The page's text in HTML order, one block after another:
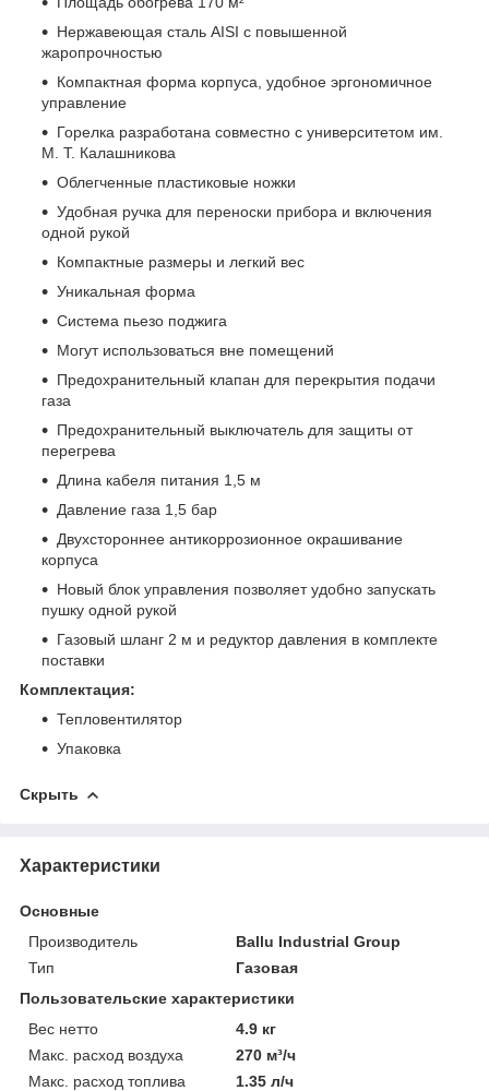
Нержавеющая сталь AISI с повышенной
жаропрочностью
Компактная форма корпуса, удобное эргономичное
управление
Горелка разработана совместно с университетом им.
М. Т. Калашникова
Облегченные пластиковые ножки
Удобная ручка для переноски прибора и включения
одной рукой
Компактные размеры и легкий вес
Уникальная форма
Система пьезо поджига
Могут использоваться вне помещений
Предохранительный клапан для перекрытия подачи
газа
Предохранительный выключатель для защиты от
перегрева
Длина кабеля питания 1,5 м
Давление газа 1,5 бар
Двухстороннее антикоррозионное окрашивание
корпуса
Новый блок управления позволяет удобно запускать
пушку одной рукой
Газовый шланг 2 м и редуктор давления в комплекте
поставки
Комплектация:
Тепловентилятор
Упаковка
Скрыть
Характеристики
Основные
Производитель
Ballu Industrial Group
Тип
Газовая
Пользовательские характеристики
Вес нетто
4.9 кг
Макс. расход воздуха
270 м³/ч
Макс. расход топлива
1.35 л/ч